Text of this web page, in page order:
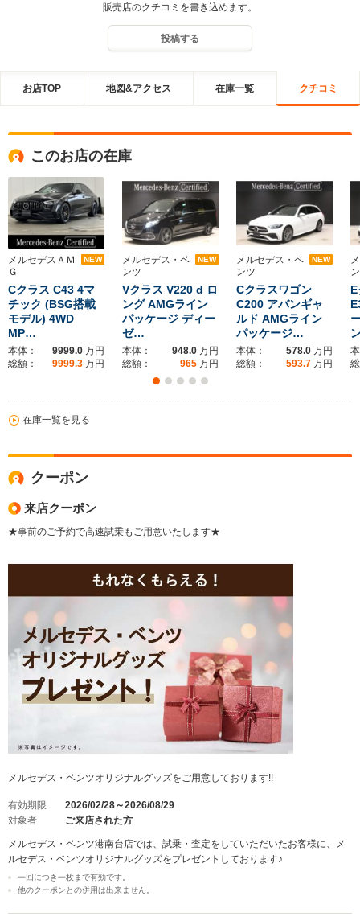
販売店のクチコミを書き込めます。
投稿する
お店TOP 地図&アクセス 在庫一覧 クチコミ
このお店の在庫
メルセデスＡＭ
Ｇ
NEW
Cクラス C43 4マ
チック (BSG搭載
モデル) 4WD
MP…
本体： 9999.0 万円
総額：
9999.3 万円
メルセデス・ベ
ンツ
NEW
Vクラス V220 d ロ
ング AMGライン
パッケージ ディー
ゼ…
本体： 948.0 万円
総額：
965 万円
メルセデス・ベ
ンツ
NEW
Cクラスワゴン
C200 アバンギャ
ルド AMGライン
パッケージ…
本体： 578.0 万円
総額：
593.7 万円
在庫一覧を見る
クーポン
来店クーポン
★事前のご予約で高速試乗もご用意いたします★
メルセデス・ベンツオリジナルグッズをご用意しております!!
有効期限
2026/02/28～2026/08/29
対象者
ご来店された方
メルセデス・ベンツ港南台店では、試乗・査定をしていただいたお客様に、メ
ルセデス・ベンツオリジナルグッズをプレゼントしております♪
一回につき一枚まで有効です。
他のクーポンとの併用は出来ません。